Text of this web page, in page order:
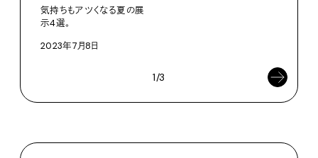
気持ちもアツくなる夏の展
示4選。
2023年7月8日
1/3